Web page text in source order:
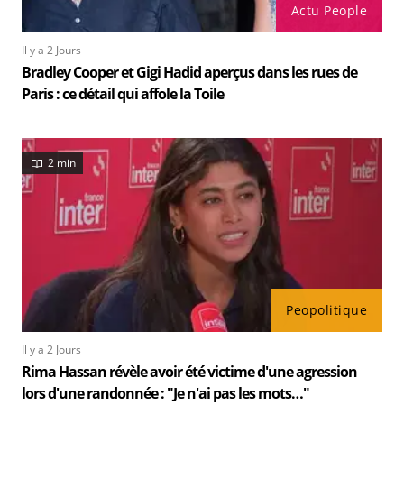
Actu People
Il y a 2 Jours
Bradley Cooper et Gigi Hadid aperçus dans les rues de
Paris : ce détail qui affole la Toile
Peopolitique
2 min
Il y a 2 Jours
Rima Hassan révèle avoir été victime d'une agression
lors d'une randonnée : "Je n'ai pas les mots…"